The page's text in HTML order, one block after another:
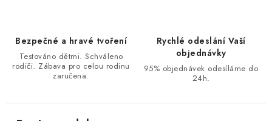
Bezpečné a hravé tvoření
Testováno dětmi. Schváleno
rodiči. Zábava pro celou rodinu
zaručena.
Rychlé odeslání Vaší
objednávky
95% objednávek odesíláme do
24h.